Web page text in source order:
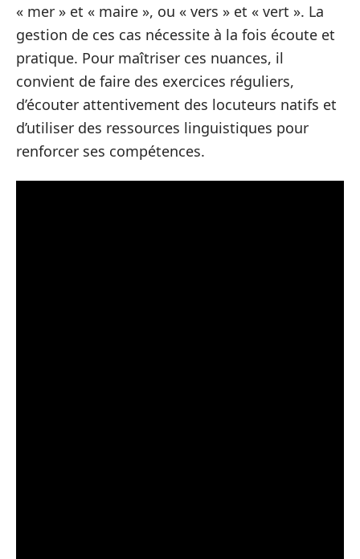
« mer » et « maire », ou « vers » et « vert ». La
gestion de ces cas nécessite à la fois écoute et
pratique. Pour maîtriser ces nuances, il
convient de faire des exercices réguliers,
d’écouter attentivement des locuteurs natifs et
d’utiliser des ressources linguistiques pour
renforcer ses compétences.